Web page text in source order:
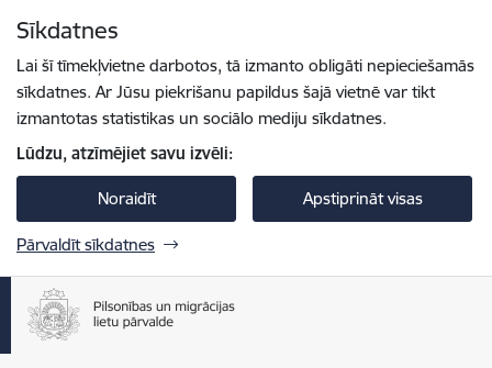
Sīkdatnes
Lai šī tīmekļvietne darbotos, tā izmanto obligāti nepieciešamās
sīkdatnes. Ar Jūsu piekrišanu papildus šajā vietnē var tikt
izmantotas statistikas un sociālo mediju sīkdatnes.
Lūdzu, atzīmējiet savu izvēli:
Noraidīt Apstiprināt visas
Pārvaldīt sīkdatnes